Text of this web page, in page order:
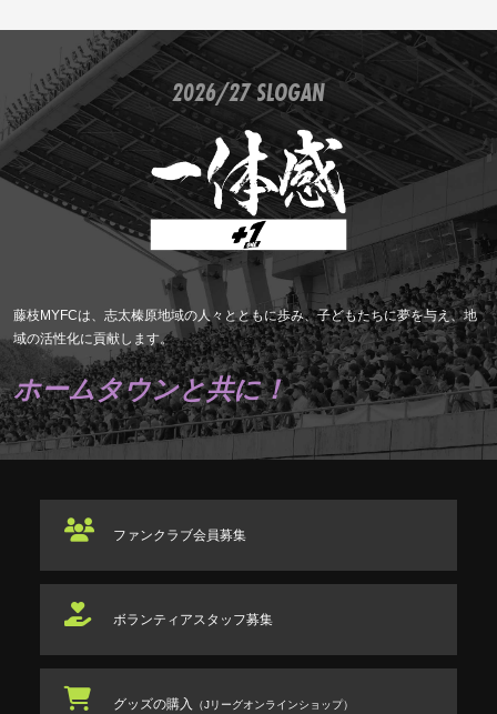
2026/27 SLOGAN
藤枝MYFCは、志太榛原地域の人々とともに歩み、子どもたちに夢を与え、地
域の活性化に貢献します。
ホームタウンと共に！
ファンクラブ会員募集
ボランティアスタッフ募集
グッズの購入 （Jリーグオンラインショップ）